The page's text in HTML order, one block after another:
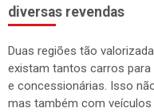
diversas revendas
Duas regiões tão
existam tantos carros
e concessionárias. Isso
mas também com